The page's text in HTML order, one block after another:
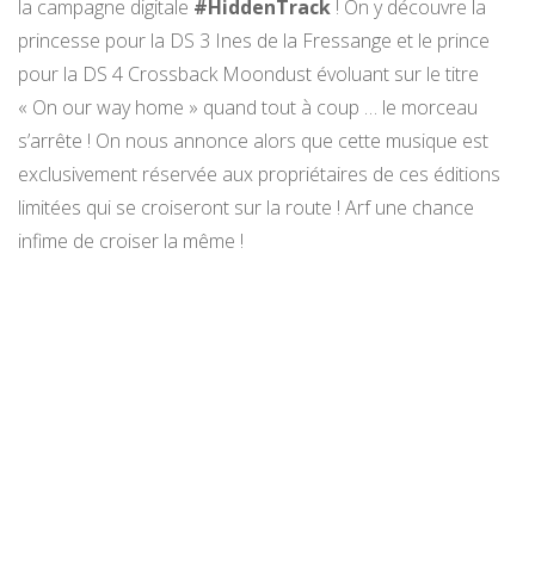
la campagne digitale #HiddenTrack ! On y découvre la
princesse pour la DS 3 Ines de la Fressange et le prince
pour la DS 4 Crossback Moondust évoluant sur le titre
« On our way home » quand tout à coup … le morceau
s’arrête ! On nous annonce alors que cette musique est
exclusivement réservée aux propriétaires de ces éditions
limitées qui se croiseront sur la route ! Arf une chance
infime de croiser la même !